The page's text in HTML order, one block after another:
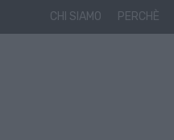
CHI SIAMO PERCHÈ